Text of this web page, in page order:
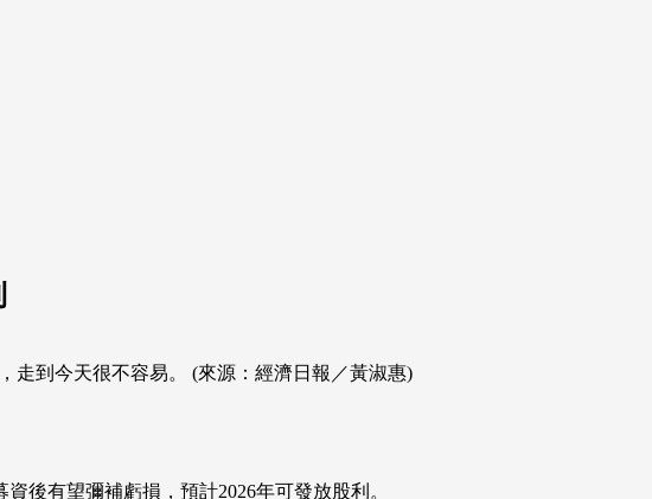
走到今天很不容易。 (來源：經濟日報／黃淑惠)
後有望彌補虧損，預計2026年可發放股利。